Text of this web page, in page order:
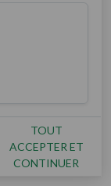
TOUT
ACCEPTER ET
CONTINUER